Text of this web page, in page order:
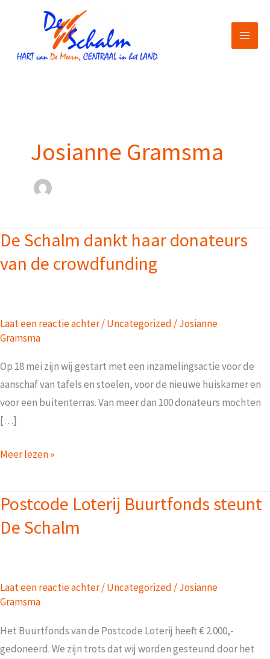
inhoud
Josianne Gramsma
De Schalm dankt haar donateurs
van de crowdfunding
Laat een reactie achter/Uncategorized /Josianne
Gramsma
Op 18 mei zijn wij gestart met een inzamelingsactie voor de
aanschaf van tafels en stoelen, voor de nieuwe huiskamer en
voor een buitenterras. Van meer dan 100 donateurs mochten
[…]
De
dankt
haar
donateurs
Meer lezen »
Postcode Loterij Buurtfonds steunt
De Schalm
Laat een reactie achter/Uncategorized/Josianne
Gramsma
Het Buurtfonds van de Postcode Loterij heeft € 2.000,-
gedoneerd. We zijn trots dat wij worden gesteund door het